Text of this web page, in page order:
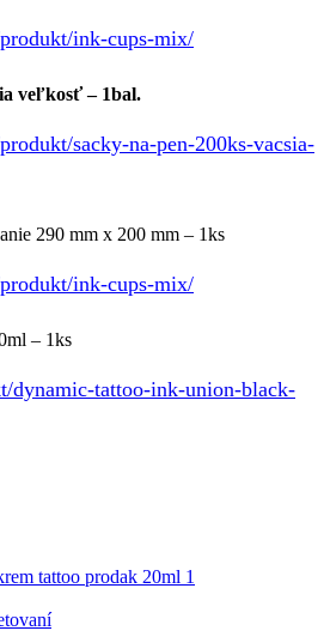
ink-cups-mix/
veľkosť – 1bal.
sacky-na-pen-200ks-vacsia-
290 mm x 200 mm – 1ks
ink-cups-mix/
– 1ks
dynamic-tattoo-ink-union-black-